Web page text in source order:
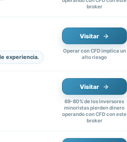
broker
experiencia.
Visitar
Operar con CFD implica un
alto riesgo
Visitar
69-80% de los inversores
minoristas pierden dinero
operando con CFD con este
broker